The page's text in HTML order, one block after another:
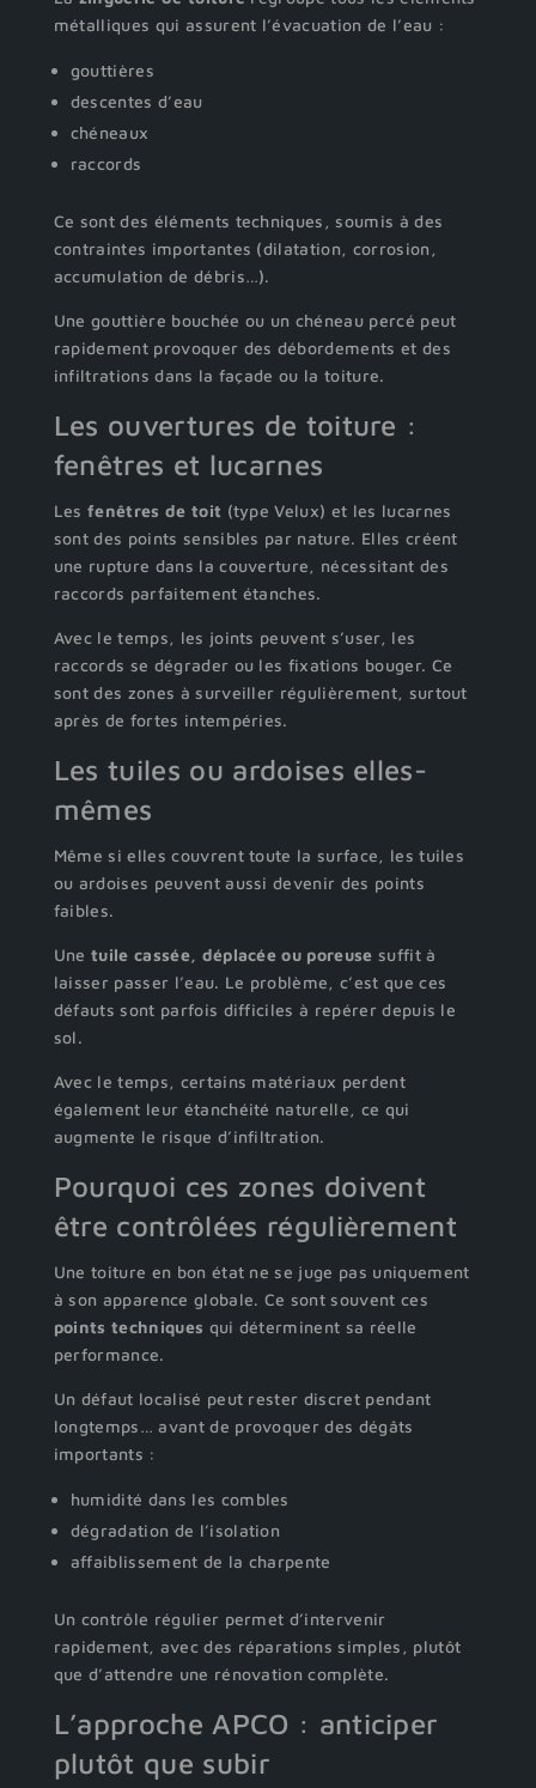
métalliques qui assurent l’évacuation de l’eau :
gouttières
descentes d’eau
chéneaux
raccords
Ce sont des éléments techniques, soumis à des
contraintes importantes (dilatation, corrosion,
accumulation de débris…).
Une gouttière bouchée ou un chéneau percé peut
rapidement provoquer des débordements et des
infiltrations dans la façade ou la toiture.
Les ouvertures de toiture :
fenêtres et lucarnes
Lesfenêtres de toit (type Velux) et les lucarnes
sont des points sensibles par nature. Elles créent
une rupture dans la couverture, nécessitant des
raccords parfaitement étanches.
Avec le temps, les joints peuvent s’user, les
raccords se dégrader ou les fixations bouger. Ce
sont des zones à surveiller régulièrement, surtout
après de fortes intempéries.
Les tuiles ou ardoises elles-
mêmes
Même si elles couvrent toute la surface, les tuiles
ou ardoises peuvent aussi devenir des points
faibles.
Unetuile cassée, déplacée ou poreuse suffit à
laisser passer l’eau. Le problème, c’est que ces
défauts sont parfois difficiles à repérer depuis le
sol.
Avec le temps, certains matériaux perdent
également leur étanchéité naturelle, ce qui
augmente le risque d’infiltration.
Pourquoi ces zones doivent
être contrôlées régulièrement
Une toiture en bon état ne se juge pas uniquement
à son apparence globale. Ce sont souvent ces
points techniques qui déterminent sa réelle
performance.
Un défaut localisé peut rester discret pendant
longtemps… avant de provoquer des dégâts
importants :
humidité dans les combles
dégradation de l’isolation
affaiblissement de la charpente
Un contrôle régulier permet d’intervenir
rapidement, avec des réparations simples, plutôt
que d’attendre une rénovation complète.
L’approche APCO : anticiper
plutôt que subir